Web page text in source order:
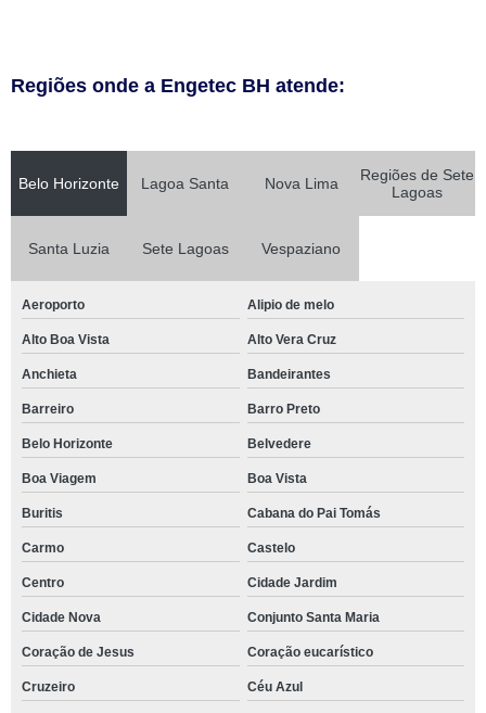
Regiões onde a Engetec BH atende:
Belo Horizonte Lagoa Santa Nova Lima
Regiões de Sete
Lagoas
Santa Luzia Sete Lagoas Vespaziano
Aeroporto Alipio de melo
Alto Boa Vista Alto Vera Cruz
Anchieta Bandeirantes
Barreiro Barro Preto
Belo Horizonte Belvedere
Boa Viagem Boa Vista
Buritis Cabana do Pai Tomás
Carmo Castelo
Centro Cidade Jardim
Cidade Nova Conjunto Santa Maria
Coração de Jesus Coração eucarístico
Cruzeiro Céu Azul